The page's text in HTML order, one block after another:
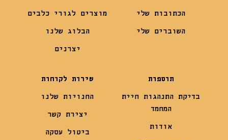
הכתובות שלי
השוברים שלי
מוצרים לגורי כלבים
הבלוג שלנו
יצרנים
תוספות
בדיקת התנהגות חיית
המחמד
אודות
שירות לקוחות
החנויות שלנו
יצירת קשר
ביטול עסקה